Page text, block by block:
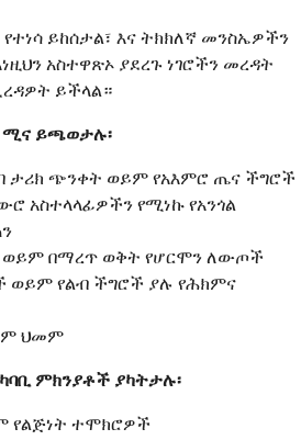
ይከሰታል፣ እና ትክክለኛ መንስኤዎችን
አስተዋጽኦ ያደረጉ ነገሮችን መረዳት
ይችላል።
ሚና ይጫወታሉ፡
ታሪክ ጭንቀት ወይም የአእምሮ ጤና ችግሮች
አስተላላፊዎችን የሚነኩ የአንጎል
ወይም በማረጥ ወቅት የሆርሞን ለውጦች
ወይም የልብ ችግሮች ያሉ የሕክምና
ህመም
ምክንያቶች ያካትታሉ፡
የልጅነት ተሞክሮዎች